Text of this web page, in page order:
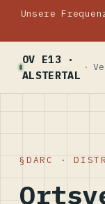
Unsere
OV E13 ·
ALSTERTAL
DARC ·